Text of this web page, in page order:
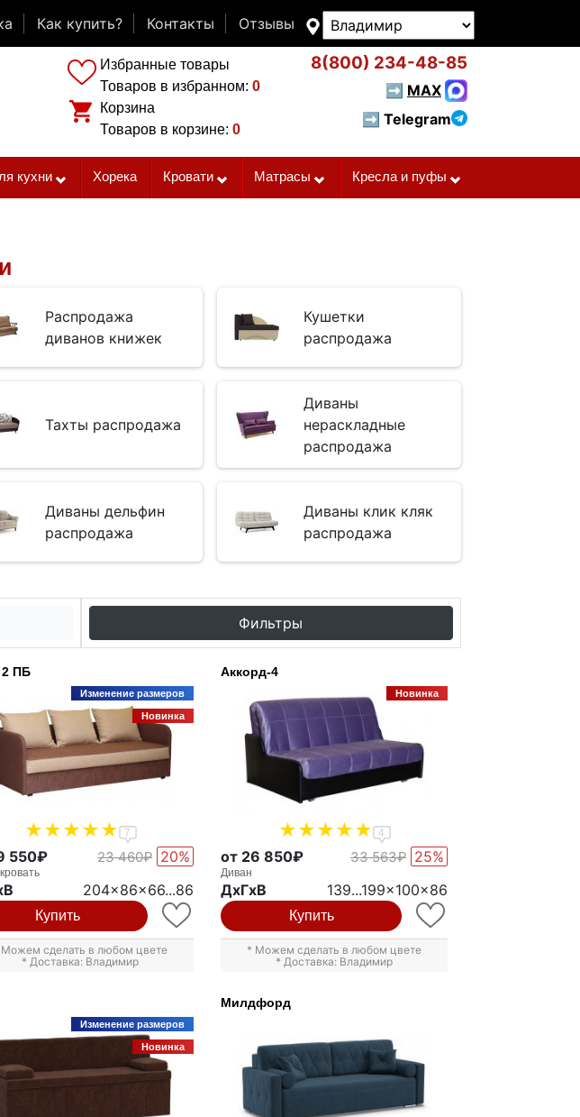
Как купить? Контакты Отзывы
Избранные товары
Товаров в избранном: 0
Корзина
Товаров в корзине: 0
8(800) 234-48-85
➡ MAX
➡ Telegram
кухни Хорека Кровати Матрасы Кресла и пуфы
Распродажа
диванов книжек
Кушетки
распродажа
Тахты распродажа
Диваны
нераскладные
распродажа
Диваны дельфин
распродажа
Диваны клик кляк
распродажа
Фильтры
2 ПБ
Изменение размеров
Новинка
7
550₽ 23 460₽ 20%
204x86x66...86
Купить
сделать в любом цвете
* Доставка: Владимир
Аккорд-4
Новинка
4
от 26 850₽ 33 563₽ 25%
Диван
ДxГxВ 139...199x100x86
Купить
* Можем сделать в любом цвете
* Доставка: Владимир
Изменение размеров
Новинка
Милдфорд